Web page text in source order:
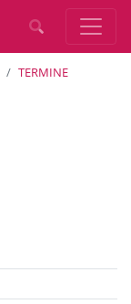
TERMINE